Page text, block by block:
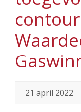
21 april 2022